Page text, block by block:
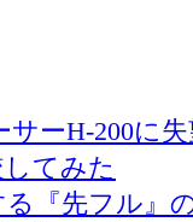
ーH-200に
てみた
『先フル』